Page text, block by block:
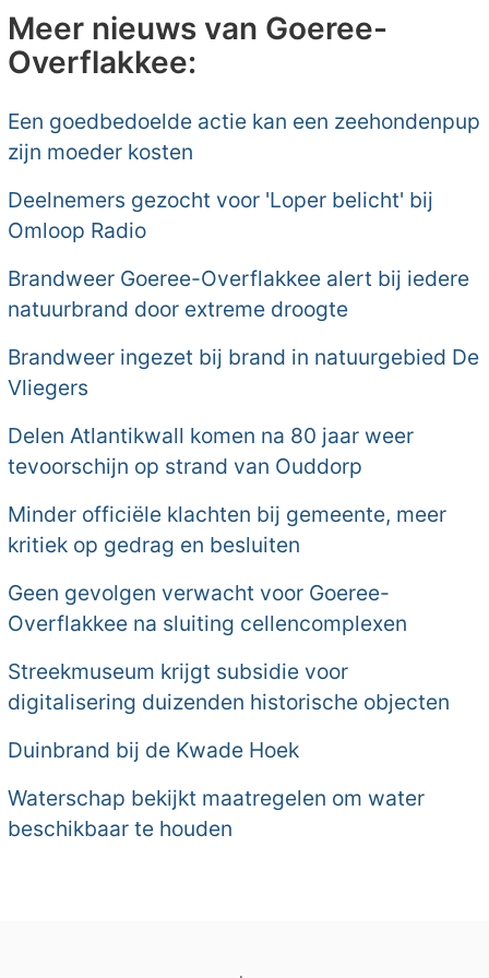
Meer nieuws van Goeree-
Overflakkee:
Een goedbedoelde actie kan een zeehondenpup
zijn moeder kosten
Deelnemers gezocht voor 'Loper belicht' bij
Omloop Radio
Brandweer Goeree-Overflakkee alert bij iedere
natuurbrand door extreme droogte
Brandweer ingezet bij brand in natuurgebied De
Vliegers
Delen Atlantikwall komen na 80 jaar weer
tevoorschijn op strand van Ouddorp
Minder officiële klachten bij gemeente, meer
kritiek op gedrag en besluiten
Geen gevolgen verwacht voor Goeree-
Overflakkee na sluiting cellencomplexen
Streekmuseum krijgt subsidie voor
digitalisering duizenden historische objecten
Duinbrand bij de Kwade Hoek
Waterschap bekijkt maatregelen om water
beschikbaar te houden